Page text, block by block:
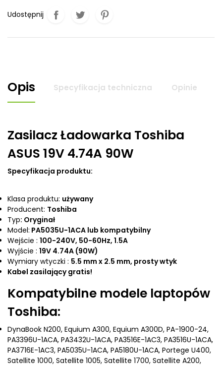
Udostępnij
Opis Specyfikacja techniczna Opinie
Zasilacz Ładowarka Toshiba
ASUS 19V 4.74A 90W
Specyfikacja produktu:
Klasa produktu: używany
Producent: Toshiba
Typ: Oryginał
Model: PA5035U-1ACA lub kompatybilny
Wejście : 100-240V, 50-60Hz, 1.5A
Wyjście : 19V 4.74A (90W)
Wymiary wtyczki : 5.5 mm x 2.5 mm, prosty wtyk
Kabel zasilający gratis!
Kompatybilne modele laptopów
Toshiba:
DynaBook N200, Equium A300, Equium A300D, PA-1900-24,
PA3396U-1ACA, PA3432U-1ACA, PA3516E-1AC3, PA3516U-1ACA,
PA3716E-1AC3, PA5035U-1ACA, PA5180U-1ACA, Portege U400,
Satellite 1000, Satellite 1005, Satellite 1700, Satellite A200,